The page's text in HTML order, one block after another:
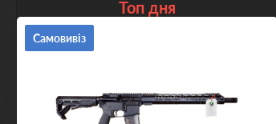
Топ дня
Самовивіз